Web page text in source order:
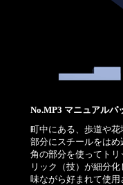
No.MP3 マニュアルパ
町中にある、歩道や
部分にスチールをはめ
角の部分を使ってト
リック（技）が細分
味ながら好まれて使用